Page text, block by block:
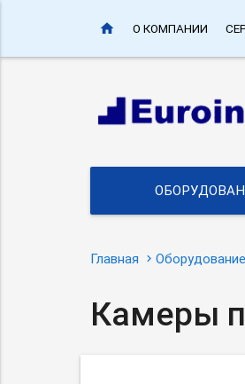
home О КОМПАНИИ
Главная Оборудование
Камеры